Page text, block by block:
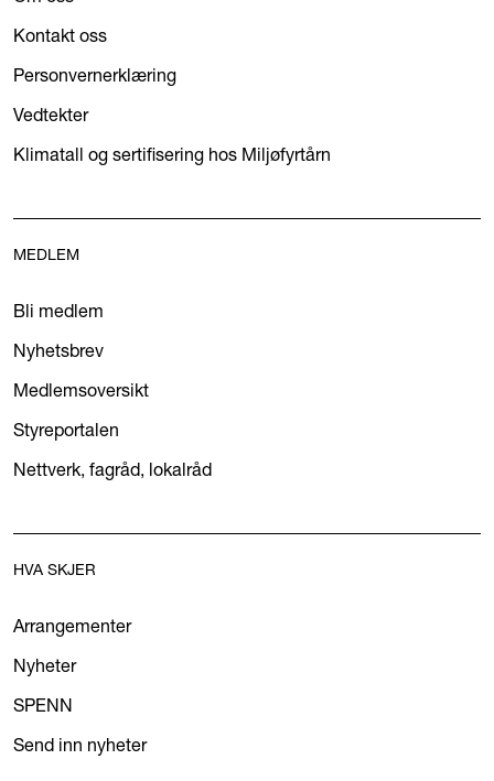
Kontakt oss
Personvernerklæring
Vedtekter
Klimatall og sertifisering hos Miljøfyrtårn
MEDLEM
Bli medlem
Nyhetsbrev
Medlemsoversikt
Styreportalen
Nettverk, fagråd, lokalråd
HVA SKJER
Arrangementer
Nyheter
SPENN
Send inn nyheter